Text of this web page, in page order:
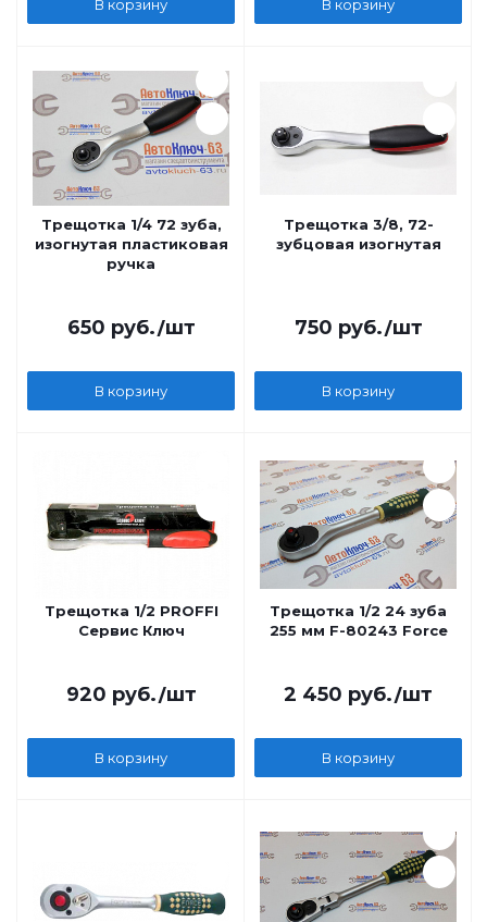
В корзину В корзину
Трещотка 1/4 72 зуба,
изогнутая пластиковая
ручка
650 руб./шт
В корзину
Трещотка 3/8, 72-
зубцовая изогнутая
750 руб./шт
В корзину
Трещотка 1/2 PROFFI
Сервис Ключ
920 руб./шт
В корзину
Трещотка 1/2 24 зуба
255 мм F-80243 Force
2 450 руб./шт
В корзину